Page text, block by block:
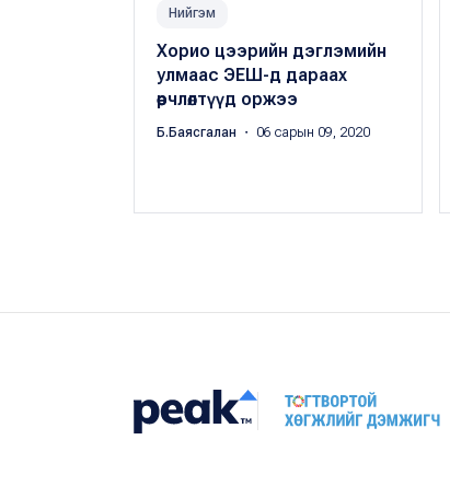
Нийгэм
Хорио цээрийн дэглэмийн
улмаас ЭЕШ-д дараах
өөрчлөлтүүд оржээ
Б.Баясгалан ・ 06 сарын 09, 2020